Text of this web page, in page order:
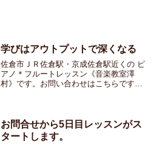
学びはアウトプットで深くなる
佐倉市ＪＲ佐倉駅・京成佐倉駅近くの ピ
アノ＊フルートレッスン《音楽教室澤
村》です。お問い合わせはこちらです次
っと…」と楽譜に目を...
お問合せから5日目レッスンがス
タートします。